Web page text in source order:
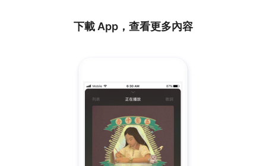
下載 App，查看更多內容